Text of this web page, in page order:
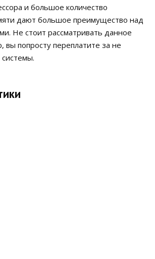
и большое количество
дают большое преимущество над
Не стоит рассматривать данное
вы попросту переплатите за не